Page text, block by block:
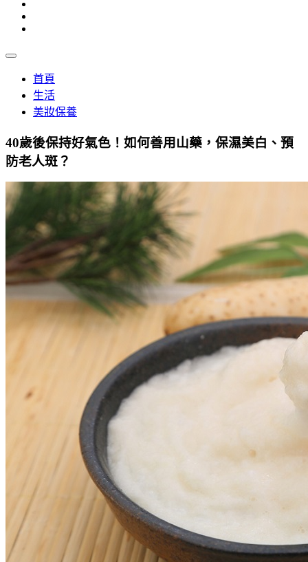
首頁
生活
美妝保養
40歲後保持好氣色！如何善用山藥，保濕美白、預
防老人斑？